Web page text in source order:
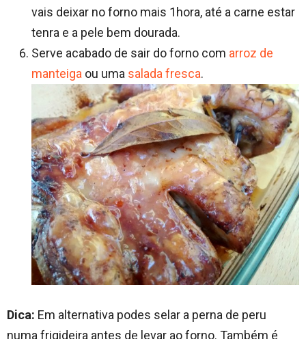
vais deixar no forno mais 1hora, até a carne estar
tenra e a pele bem dourada.
Serve acabado de sair do forno com arroz de
manteiga ou uma salada fresca.
Dica: Em alternativa podes selar a perna de peru
numa frigideira antes de levar ao forno. Também é